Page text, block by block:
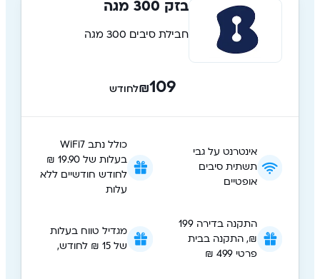
בזק 300 מגה
חבילת סיבים 300 מגה
109
₪לחודש
אינטרנט על גבי
תשתית סיבים
אופטיים
כולל נתב WiFi7
בעלות של 19.90 ₪
לחודש חודשיים ללא
עלות
התקנה בדירה 199
₪, התקנה בבית
פרטי 499 ₪
מגדיל טווח בעלות
של 15 ₪ לחודש,